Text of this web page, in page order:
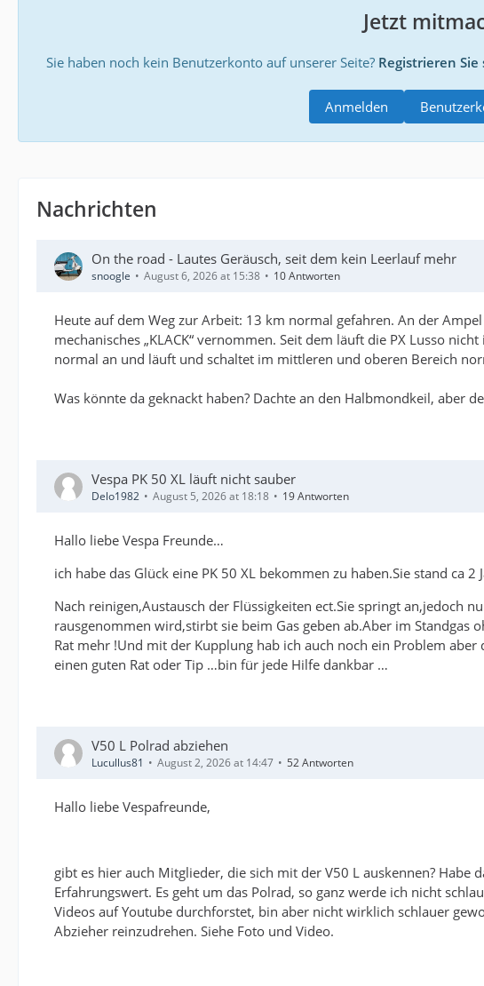
Jetzt
Sie haben noch kein Benutzerkonto auf unserer Seite? Registrieren
Anmelden
Nachrichten
On the road - Lautes Geräusch, seit dem kein Leerlauf mehr
snoogle August 6, 2026 at 15:38 10 Antworten
Heute auf dem Weg zur Arbeit: 13 km normal gefahren. An der
mechanisches „KLACK“ vernommen. Seit dem läuft die PX Lusso
normal an und läuft und schaltet im mittleren und oberen Bereich
Was könnte da geknackt haben? Dachte an den Halbmondkeil, aber
Vespa PK 50 XL läuft nicht sauber
Delo1982 August 5, 2026 at 18:18 19 Antworten
Hallo liebe Vespa Freunde…
ich habe das Glück eine PK 50 XL bekommen zu haben.Sie stand ca 2
Nach reinigen,Austausch der Flüssigkeiten ect.Sie springt an,jedoch
rausgenommen wird,stirbt sie beim Gas geben ab.Aber im
Rat mehr !Und mit der Kupplung hab ich auch noch ein Problem
einen guten Rat oder Tip …bin für jede Hilfe dankbar …
V50 L Polrad abziehen
Lucullus81 August 2, 2026 at 14:47 52 Antworten
Hallo liebe Vespafreunde,
gibt es hier auch Mitglieder, die sich mit der V50 L auskennen? Habe
Erfahrungswert. Es geht um das Polrad, so ganz werde ich nicht
Videos auf Youtube durchforstet, bin aber nicht wirklich schlauer
Abzieher reinzudrehen. Siehe Foto und Video.